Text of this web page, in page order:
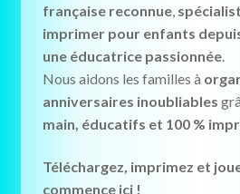
française reconnue,
imprimer pour enfants
une éducatrice passionnée.
Nous aidons les familles à
anniversaires inoubliables
main, éducatifs et 100 %
Téléchargez, imprimez et
commence ici !